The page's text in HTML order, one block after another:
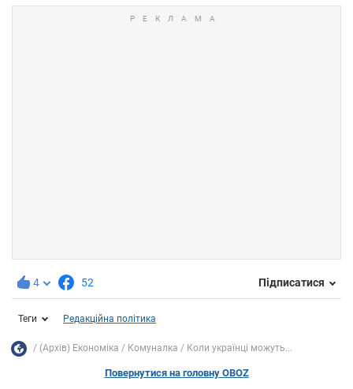
4 52 Підписатися
Теги Редакційна політика
(Архів) Економіка Комуналка Коли українці можуть...
Повернутися на головну OBOZ